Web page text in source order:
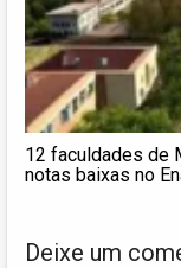
12 faculdades de
notas baixas no
Deixe um